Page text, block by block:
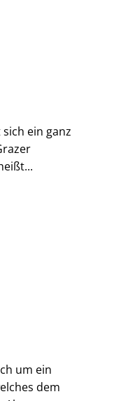
sich ein ganz
um ein
dem